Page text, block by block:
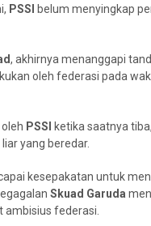
PSSI
belum menyingkap
, akhirnya menanggapi
oleh federasi pada
PSSI
ketika saatnya
yang beredar.
kesepakatan untuk
Skuad Garuda
ambisius federasi.